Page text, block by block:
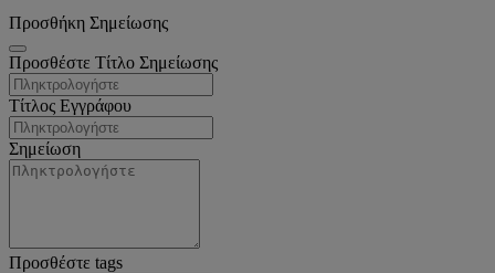
Προσθήκη Σημείωσης
Προσθέστε Τίτλο Σημείωσης
Τίτλος Εγγράφου
Σημείωση
Προσθέστε tags